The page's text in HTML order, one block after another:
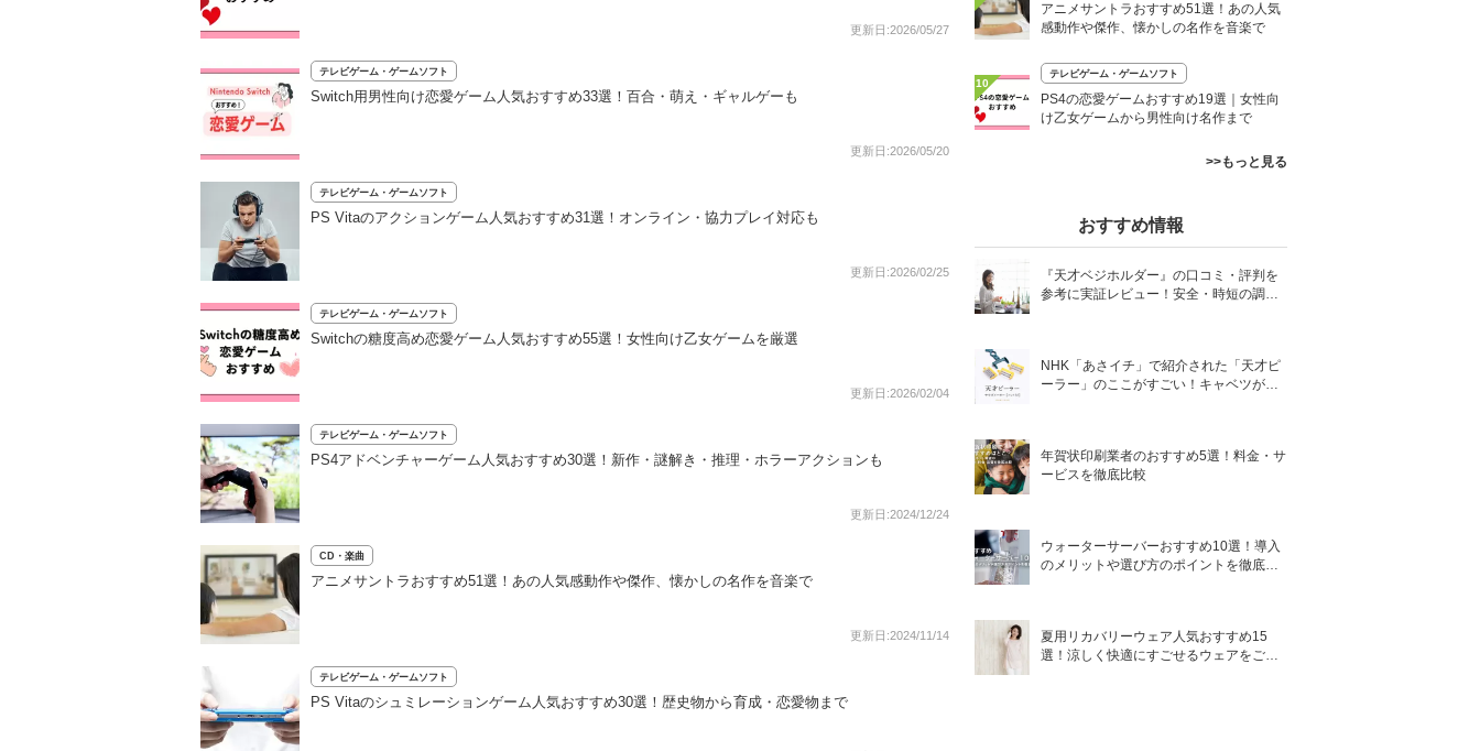
更新日:2026/05/27
テレビゲーム・ゲームソフト
Switch用男性向け恋愛ゲーム人気おすすめ33選！百合・萌え・ギャルゲーも
更新日:2026/05/20
テレビゲーム・ゲームソフト
PS Vitaのアクションゲーム人気おすすめ31選！オンライン・協力プレイ対応も
更新日:2026/02/25
テレビゲーム・ゲームソフト
Switchの糖度高め恋愛ゲーム人気おすすめ55選！女性向け乙女ゲームを厳選
更新日:2026/02/04
テレビゲーム・ゲームソフト
PS4アドベンチャーゲーム人気おすすめ30選！新作・謎解き・推理・ホラーアクションも
更新日:2024/12/24
CD・楽曲
アニメサントラおすすめ51選！あの人気感動作や傑作、懐かしの名作を音楽で
更新日:2024/11/14
テレビゲーム・ゲームソフト
PS Vitaのシュミレーションゲーム人気おすすめ30選！歴史物から育成・恋愛物まで
アニメサントラおすすめ51選！あの人気
感動作や傑作、懐かしの名作を音楽で
10
テレビゲーム・ゲームソフト
PS4の恋愛ゲームおすすめ19選｜女性向
け乙女ゲームから男性向け名作まで
>>もっと見る
おすすめ情報
『天才ベジホルダー』の口コミ・評判を
参考に実証レビュー！安全・時短の調理
NHK「あさイチ」で紹介された「天才ピ
ーラー」のここがすごい！キャベツがほ
年賀状印刷業者のおすすめ5選！料金・サ
ービスを徹底比較
ウォーターサーバーおすすめ10選！導入
のメリットや選び方のポイントを徹底解
夏用リカバリーウェア人気おすすめ15
選！涼しく快適にすごせるウェアをご紹